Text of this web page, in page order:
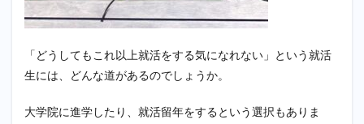
「どうしてもこれ以上就活をする気になれない」という就活
生には、どんな道があるのでしょうか。
大学院に進学したり、就活留年をするという選択もありま